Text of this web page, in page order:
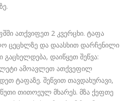
ათქვიფეთ 2 კვერცხი. ტაფა
ცეცხლზე და დაასხით დარჩენილი
გაცხელდება, დაიწყეთ შეწვა:
ამოავლეთ ათქვეფილ
ტაფაზე. შეწვით თავდახურავი,
თითოეულ მხარეს. მზა ქეფთე